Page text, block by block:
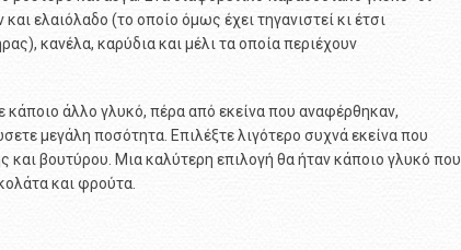
ελαιόλαδο (το οποίο όμως έχει τηγανιστεί κι έτσι
κανέλα, καρύδια και μέλι τα οποία περιέχουν
κάποιο άλλο γλυκό, πέρα από εκείνα που αναφέρθηκαν,
μεγάλη ποσότητα. Επιλέξτε λιγότερο συχνά εκείνα που
και βουτύρου. Μια καλύτερη επιλογή θα ήταν κάποιο γλυκό που
και φρούτα.